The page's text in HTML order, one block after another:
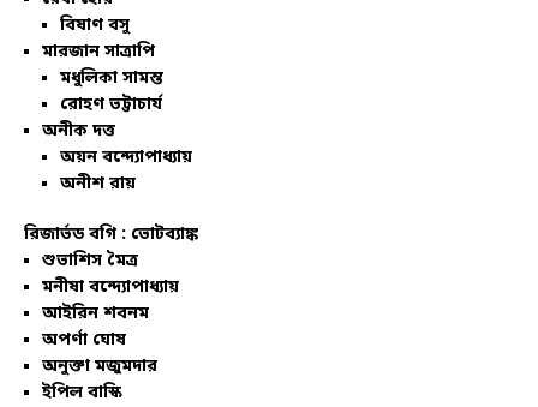
বিষাণ বসু
মারজান সাত্রাপি
মধুলিকা সামন্ত
রোহণ ভট্টাচার্য
অনীক দত্ত
অয়ন বন্দ্যোপাধ্যায়
অনীশ রায়
রিজার্ভড বগি : ভোটব্যাঙ্ক
শুভাশিস মৈত্র
মনীষা বন্দ্যোপাধ্যায়
আইরিন শবনম
অপর্ণা ঘোষ
অনুক্তা মজুমদার
ইপিল বাস্কি